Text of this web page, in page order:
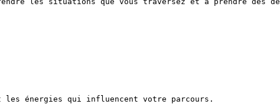
les énergies qui influencent votre parcours.